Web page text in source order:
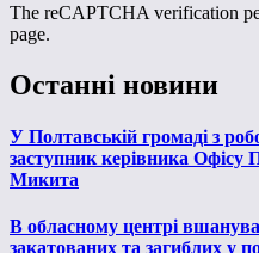
The reCAPTCHA verification
page.
Останні новини
У Полтавській громаді з
заступник керівника Офісу
Микита
В обласному центрі
закатованих та загиблих у